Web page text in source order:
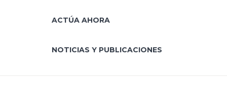
ACTÚA AHORA
NOTICIAS Y PUBLICACIONES